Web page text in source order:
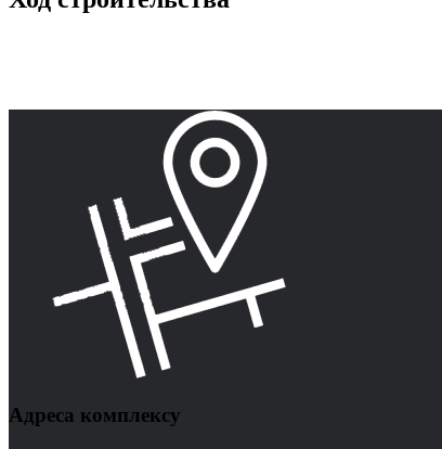
Адреса комплексу